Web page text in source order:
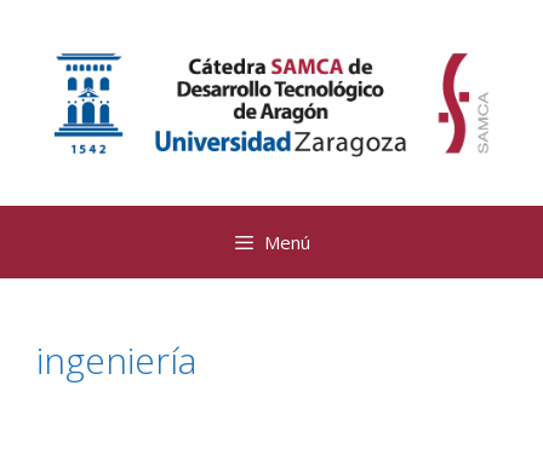
contenido
Menú
ingeniería